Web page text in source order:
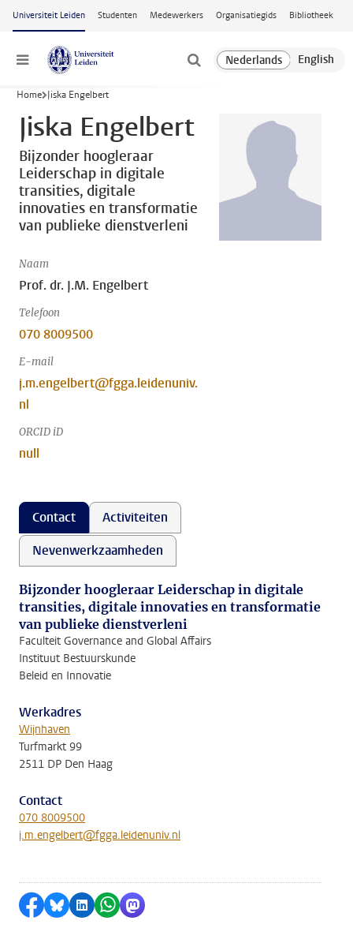
Ga naar hoofdinhoud
Universiteit Leiden Studenten Medewerkers Organisatiegids Bibliotheek
Menu
Home Jiska Engelbert
Jiska Engelbert
Bijzonder hoogleraar
Leiderschap in digitale
transities, digitale
innovaties en transformatie
van publieke dienstverleni
Naam
Prof. dr. J.M. Engelbert
Telefoon
070 8009500
E-mail
j.m.engelbert@fgga.leidenuniv.
nl
ORCID iD
null
Contact
Activiteiten
Nevenwerkzaamheden
Bijzonder hoogleraar Leiderschap in digitale
transities, digitale innovaties en transformatie
van publieke dienstverleni
Faculteit Governance and Global Affairs
Instituut Bestuurskunde
Beleid en Innovatie
Werkadres
Wijnhaven
Turfmarkt 99
2511 DP Den Haag
Contact
070 8009500
j.m.engelbert@fgga.leidenuniv.nl
Delen op Facebook
Delen via Bluesky
Delen op LinkedIn
Delen via WhatsApp
Delen via Mastodon